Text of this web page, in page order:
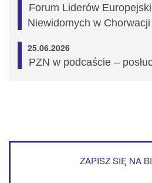
Forum Liderów
Niewidomych w Chorwacji
25.06.2026
PZN w podcaście –
ZAPISZ SIĘ NA